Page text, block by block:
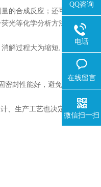
的合成反应；还可
光等化学分析方法
解过程大为缩短,
密封性能好，避免
、生产工艺也决定
QQ咨询
电话
在线留言
微信扫一扫